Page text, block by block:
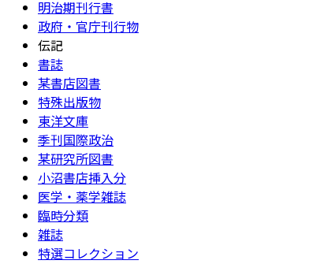
明治期刊行書
政府・官庁刊行物
伝記
書誌
某書店図書
特殊出版物
東洋文庫
季刊国際政治
某研究所図書
小沼書店挿入分
医学・薬学雑誌
臨時分類
雑誌
特選コレクション